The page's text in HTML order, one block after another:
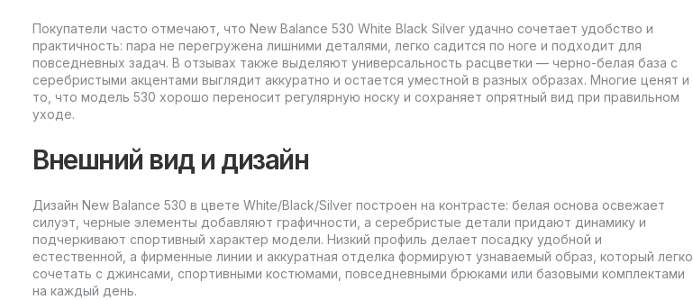
Покупатели часто отмечают, что New Balance 530 White Black Silver удачно сочетает удобство и
практичность: пара не перегружена лишними деталями, легко садится по ноге и подходит для
повседневных задач. В отзывах также выделяют универсальность расцветки — черно-белая база с
серебристыми акцентами выглядит аккуратно и остается уместной в разных образах. Многие ценят и
то, что модель 530 хорошо переносит регулярную носку и сохраняет опрятный вид при правильном
уходе.
Внешний вид и дизайн
Дизайн New Balance 530 в цвете White/Black/Silver построен на контрасте: белая основа освежает
силуэт, черные элементы добавляют графичности, а серебристые детали придают динамику и
подчеркивают спортивный характер модели. Низкий профиль делает посадку удобной и
естественной, а фирменные линии и аккуратная отделка формируют узнаваемый образ, который легко
сочетать с джинсами, спортивными костюмами, повседневными брюками или базовыми комплектами
на каждый день.